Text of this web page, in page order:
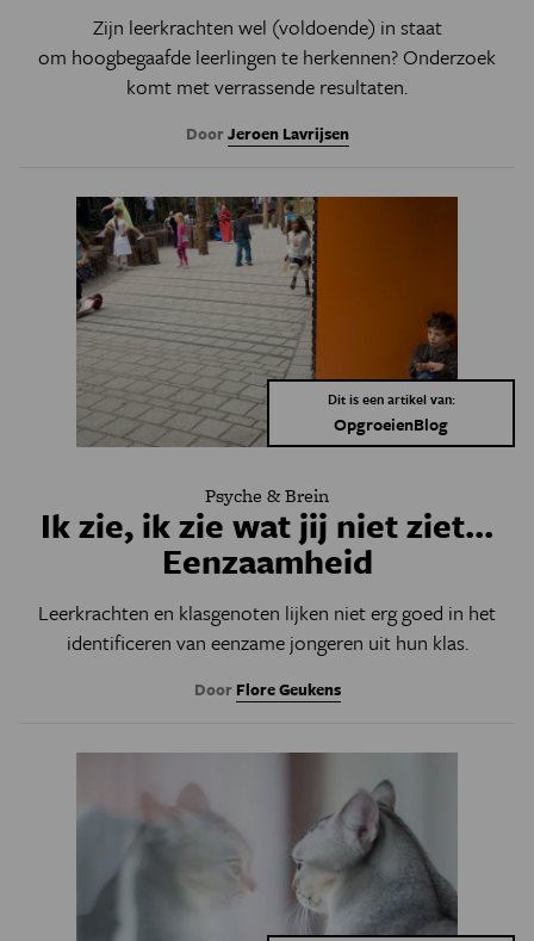
Zijn leerkrachten wel (voldoende) in staat
om hoogbegaafde leerlingen te herkennen? Onderzoek
komt met verrassende resultaten.
DoorJeroen Lavrijsen
Dit is een artikel van:
OpgroeienBlog
Psyche & Brein
Ik zie, ik zie wat jij niet ziet...
Eenzaamheid
Leerkrachten en klasgenoten lijken niet erg goed in het
identificeren van eenzame jongeren uit hun klas.
Door Flore Geukens